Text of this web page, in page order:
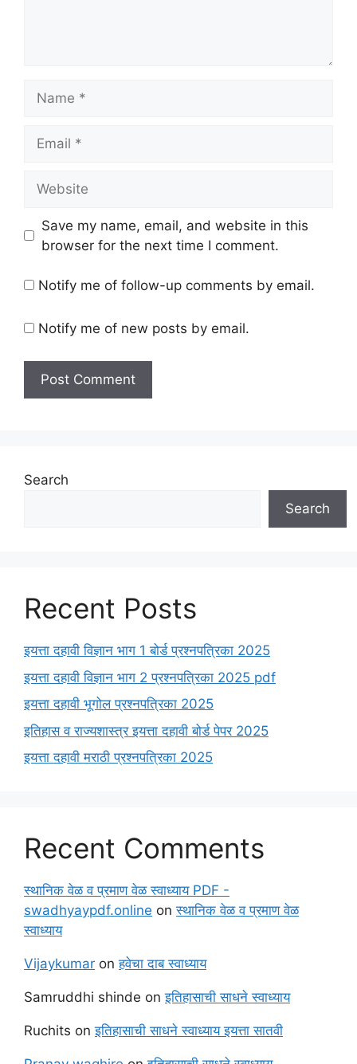
Save my name, email, and website in this
browser for the next time I comment.
Notify me of follow-up comments by email.
Notify me of new posts by email.
Search
Search
Recent Posts
इयत्ता दहावी विज्ञान भाग 1 बोर्ड प्रश्नपत्रिका 2025
इयत्ता दहावी विज्ञान भाग 2 प्रश्नपत्रिका 2025 pdf
इयत्ता दहावी भूगोल प्रश्नपत्रिका 2025
इतिहास व राज्यशास्त्र इयत्ता दहावी बोर्ड पेपर 2025
इयत्ता दहावी मराठी प्रश्नपत्रिका 2025
Recent Comments
स्थानिक वेळ व प्रमाण वेळ स्वाध्याय PDF -
swadhyaypdf.online onस्थानिक वेळ व प्रमाण वेळ
स्वाध्याय
Vijaykumar onहवेचा दाब स्वाध्याय
Samruddhi shinde onइतिहासाची साधने स्वाध्याय
Ruchits onइतिहासाची साधने स्वाध्याय इयत्ता सातवी